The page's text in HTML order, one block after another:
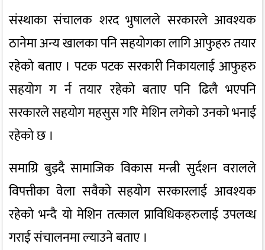
संस्थाका संचालक शरद भुषालले सरकारले आवश्यक
ठानेमा अन्य खालका पनि सहयोगका लागि आफुहरु तयार
रहेको बताए । पटक पटक सरकारी निकायलाई आफुहरु
सहयोग ग र्न तयार रहेको बताए पनि ढिलै भएपनि
सरकारले सहयोग महसुस गरि मेशिन लगेको उनको भनाई
रहेको छ ।
समाग्रि बुझ्दै सामाजिक विकास मन्त्री सुर्दशन वरालले
विपत्तीका वेला सवैको सहयोग सरकारलाई आवश्यक
रहेको भन्दै यो मेशिन तत्काल प्राविधिकहरुलाई उपलव्ध
गराई संचालनमा ल्याउने बताए ।